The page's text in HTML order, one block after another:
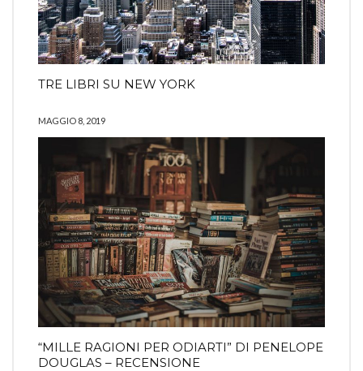
TRE LIBRI SU NEW YORK
MAGGIO 8, 2019
“MILLE RAGIONI PER ODIARTI” DI PENELOPE
DOUGLAS – RECENSIONE